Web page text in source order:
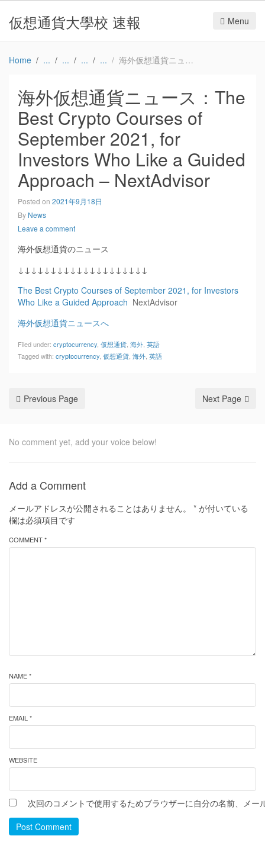
仮想通貨大學校 速報 Menu
Home 海外仮想通貨ニュース：The Best Crypto Courses of September 2021, for Investors Who Like a Guided Approach – NextAdvisor
海外仮想通貨ニュース：The
Best Crypto Courses of
September 2021, for
Investors Who Like a Guided
Approach – NextAdvisor
Posted on 2021年9月18日
By News
Leave a comment
海外仮想通貨のニュース
↓↓↓↓↓↓↓↓↓↓↓↓↓↓↓↓↓↓↓↓
The Best Crypto Courses of September 2021, for Investors
Who Like a Guided Approach NextAdvisor
海外仮想通貨ニュースへ
Filed under: cryptocurrency 仮想通貨 海外 英語
Tagged with: cryptocurrency 仮想通貨 海外 英語
Previous Page Next Page
No comment yet, add your voice below!
Add a Comment
メールアドレスが公開されることはありません。 * が付いている
欄は必須項目です
COMMENT *
NAME *
EMAIL *
WEBSITE
次回のコメントで使用するためブラウザーに自分の名前、メー
Post Comment